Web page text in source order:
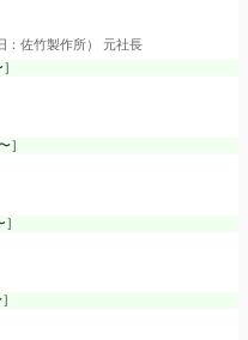
：佐竹製作所） 元社長
］